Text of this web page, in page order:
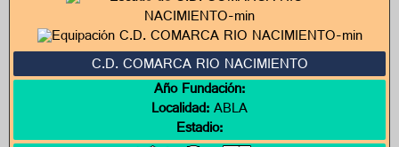
C.D. COMARCA RIO NACIMIENTO
Año Fundación:
Localidad:ABLA
Estadio: